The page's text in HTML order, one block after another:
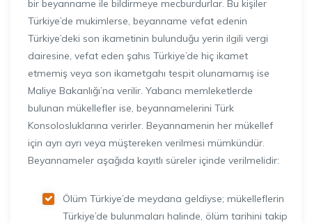
bir beyanname ile bildirmeye mecburdurlar. Bu kişiler
Türkiye’de mukimlerse, beyanname vefat edenin
Türkiye’deki son ikametinin bulunduğu yerin ilgili vergi
dairesine, vefat eden şahıs Türkiye’de hiç ikamet
etmemiş veya son ikametgahı tespit olunamamış ise
Maliye Bakanlığı’na verilir. Yabancı memleketlerde
bulunan mükellefler ise, beyannamelerini Türk
Konsolosluklarına verirler. Beyannamenin her mükellef
için ayrı ayrı veya müştereken verilmesi mümkündür.
Beyannameler aşağıda kayıtlı süreler içinde verilmelidir:
Ölüm Türkiye’de meydana geldiyse; mükelleflerin
Türkiye’de bulunmaları halinde, ölüm tarihini takip